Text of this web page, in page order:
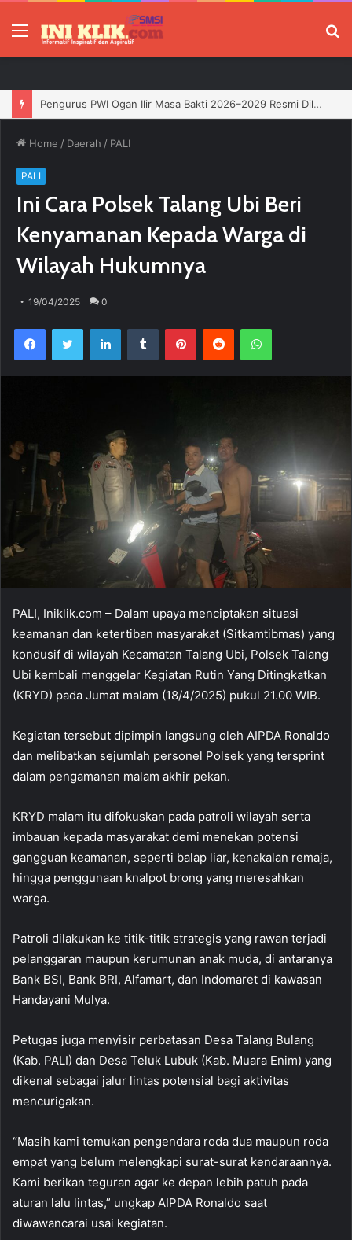
Menu
Home / Daerah / PALI
PALI
Ini Cara Polsek Talang Ubi Beri
Kenyamanan Kepada Warga di
Wilayah Hukumnya
19/04/2025 0
PALI, Iniklik.com – Dalam upaya menciptakan situasi
keamanan dan ketertiban masyarakat (Sitkamtibmas) yang
kondusif di wilayah Kecamatan Talang Ubi, Polsek Talang
Ubi kembali menggelar Kegiatan Rutin Yang Ditingkatkan
(KRYD) pada Jumat malam (18/4/2025) pukul 21.00 WIB.
Kegiatan tersebut dipimpin langsung oleh AIPDA Ronaldo
dan melibatkan sejumlah personel Polsek yang tersprint
dalam pengamanan malam akhir pekan.
KRYD malam itu difokuskan pada patroli wilayah serta
imbauan kepada masyarakat demi menekan potensi
gangguan keamanan, seperti balap liar, kenakalan remaja,
hingga penggunaan knalpot brong yang meresahkan
warga.
Patroli dilakukan ke titik-titik strategis yang rawan terjadi
pelanggaran maupun kerumunan anak muda, di antaranya
Bank BSI, Bank BRI, Alfamart, dan Indomaret di kawasan
Handayani Mulya.
Petugas juga menyisir perbatasan Desa Talang Bulang
(Kab. PALI) dan Desa Teluk Lubuk (Kab. Muara Enim) yang
dikenal sebagai jalur lintas potensial bagi aktivitas
mencurigakan.
“Masih kami temukan pengendara roda dua maupun roda
empat yang belum melengkapi surat-surat kendaraannya.
Kami berikan teguran agar ke depan lebih patuh pada
aturan lalu lintas,” ungkap AIPDA Ronaldo saat
diwawancarai usai kegiatan.